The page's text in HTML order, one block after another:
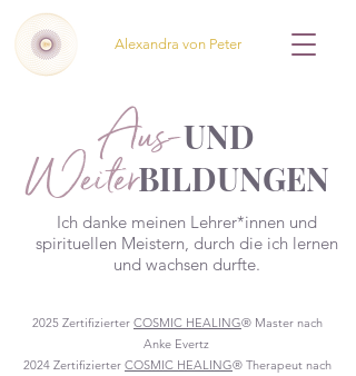
Alexandra von Peter
Aus-UND
WeiterBILDUNGEN
Ich danke meinen Lehrer*innen und
spirituellen Meistern, durch die ich lernen
und wachsen durfte.
2025 Zertifizierter COSMIC HEALING® Master nach
Anke Evertz
2024 Zertifizierter COSMIC HEALING® Therapeut nach